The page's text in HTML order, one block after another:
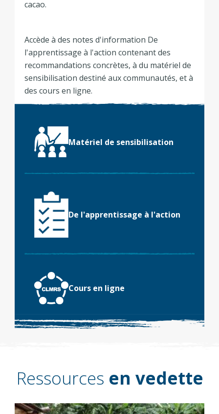
cacao.
Accède à des notes d'information De
l'apprentissage à l'action contenant des
recommandations concrètes, à du matériel de
sensibilisation destiné aux communautés, et à
des cours en ligne.
Matériel de sensibilisation
De l'apprentissage à l'action
Cours en ligne
Ressources en vedette